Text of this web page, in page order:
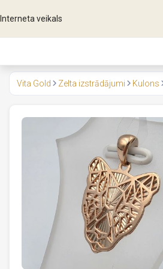
Interneta veikals
Vita Gold Zelta izstrādājumi Kulons